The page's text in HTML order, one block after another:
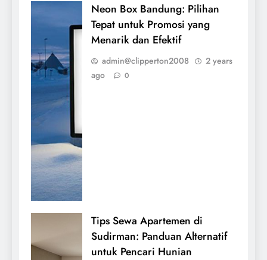
Neon Box Bandung: Pilihan
Tepat untuk Promosi yang
Menarik dan Efektif
admin@clipperton2008
2 years
ago
0
Tips Sewa Apartemen di
Sudirman: Panduan Alternatif
untuk Pencari Hunian